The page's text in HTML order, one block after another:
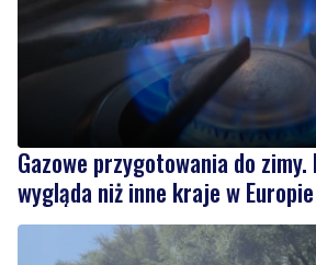
Gazowe przygotowania do
wygląda niż inne kraje w Europie